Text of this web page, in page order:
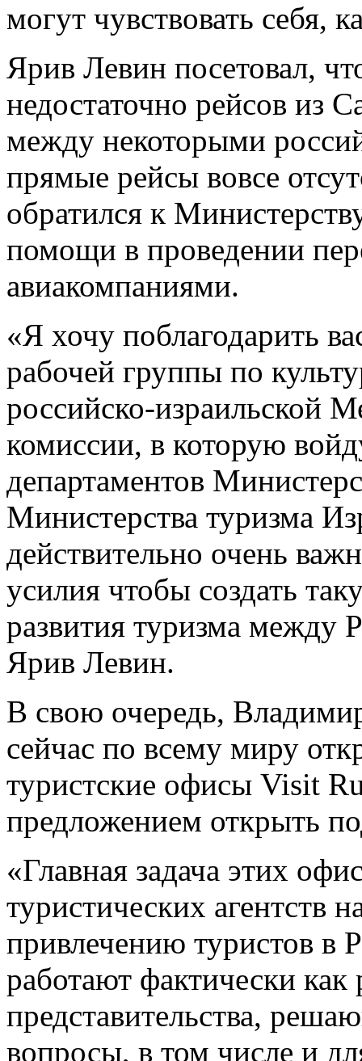
могут чувствовать себя,
Ярив Левин посетовал,
недостаточно рейсов из
между некоторыми
прямые рейсы вовсе
обратился к
помощи в проведении
авиакомпаниями.
«Я хочу поблагодарить
рабочей группы по
российско-израильской
комиссии, в которую
департаментов
Министерства туризма
действительно очень
усилия чтобы создать
развития туризма между
Ярив Левин.
В свою очередь,
сейчас по всему миру
туристские офисы Visit
предложением открыть
«Главная задача этих
туристических агентств
привлечению туристов в
работают фактически как
представительства,
вопросы, в том числе и